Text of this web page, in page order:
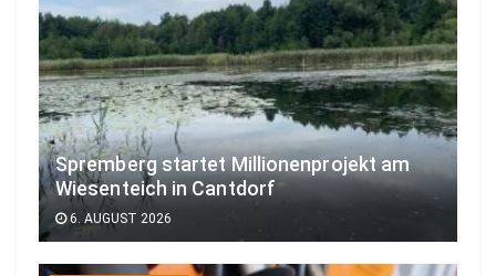
Spremberg startet Millionenprojekt am
Wiesenteich in Cantdorf
6. AUGUST 2026